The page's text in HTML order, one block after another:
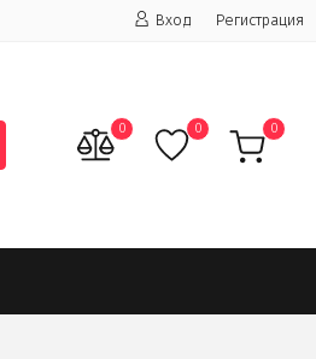
Вход Регистрация
0 0 0